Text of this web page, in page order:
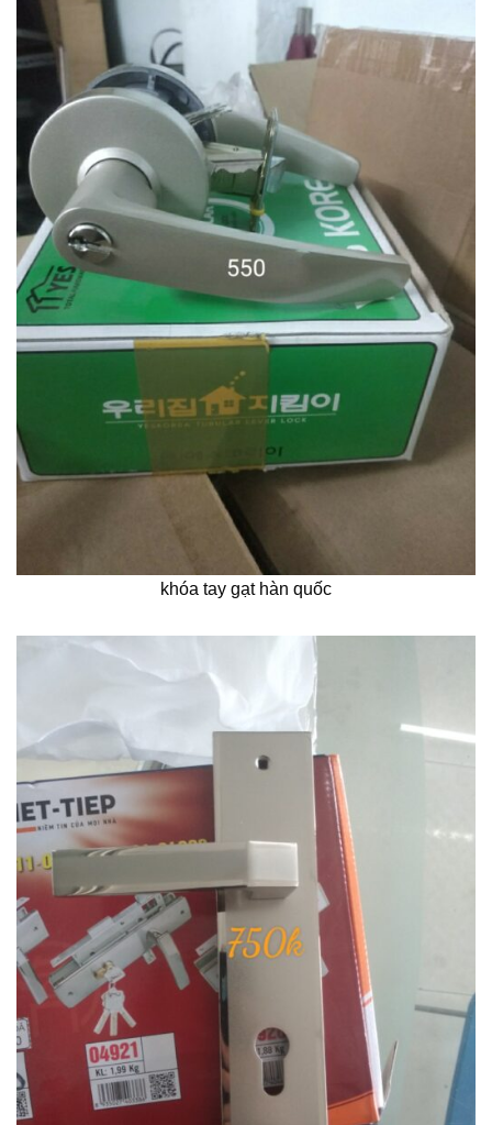
khóa tay gạt hàn quốc